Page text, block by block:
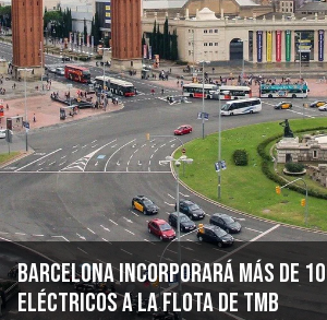
Barcelona incorporará más de
eléctricos a la flota de TMB